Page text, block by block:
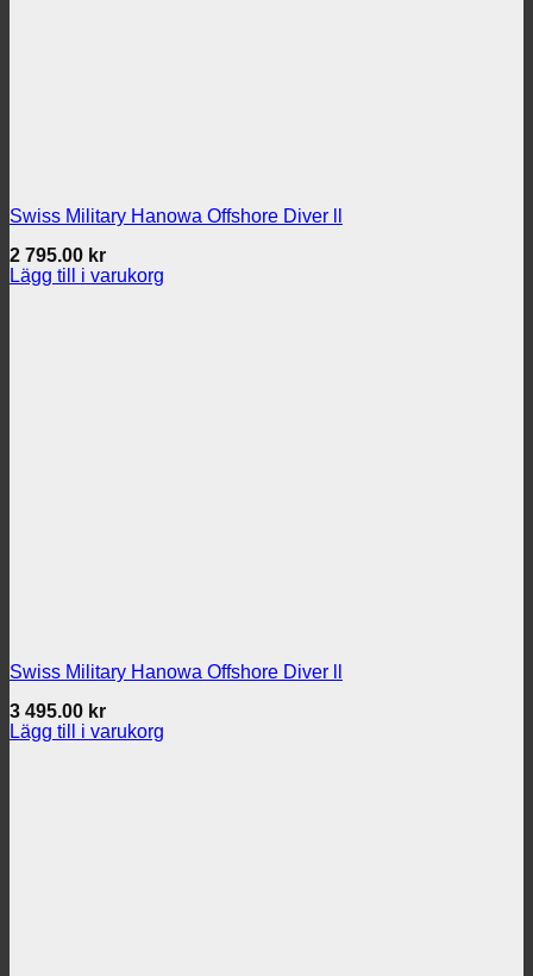
Swiss Military Hanowa Offshore Diver ll
2 795.00 kr
Lägg till i varukorg
Swiss Military Hanowa Offshore Diver ll
3 495.00 kr
Lägg till i varukorg